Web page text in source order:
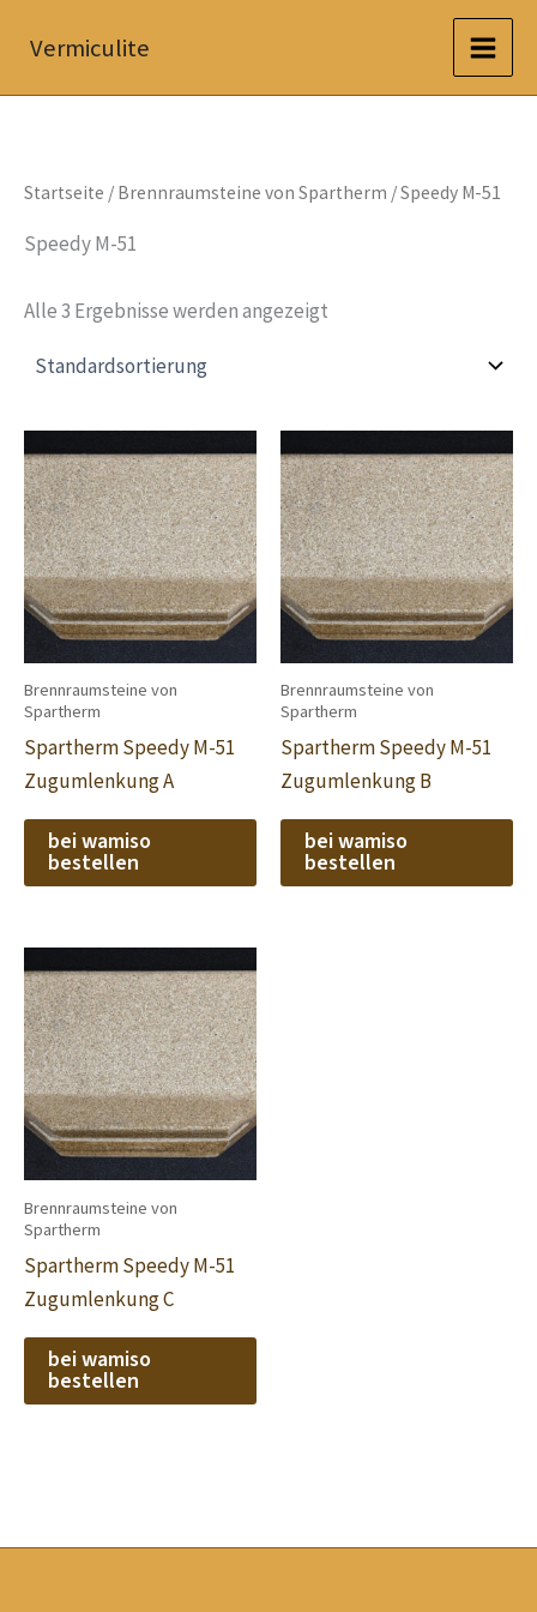
InhaltVermiculite
Startseite / Brennraumsteine von Spartherm / Speedy M-51
Speedy M-51
Alle 3 Ergebnisse werden angezeigt
Brennraumsteine von
Spartherm
Spartherm Speedy M-51
Zugumlenkung A
bei wamiso
bestellen
Brennraumsteine von
Spartherm
Spartherm Speedy M-51
Zugumlenkung B
bei wamiso
bestellen
Brennraumsteine von
Spartherm
Spartherm Speedy M-51
Zugumlenkung C
bei wamiso
bestellen